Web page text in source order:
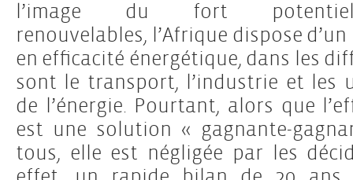
l’image du fort
renouvelables, l’Afrique dispose
en efficacité énergétique, dans les
sont le transport, l’industrie et les
de l’énergie. Pourtant, alors que
est une solution « gagnante-
tous, elle est négligée par les